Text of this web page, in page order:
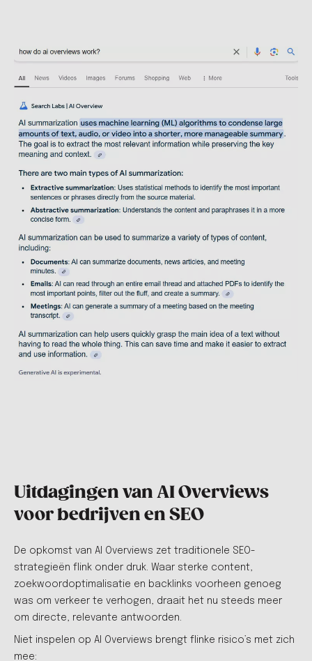
Uitdagingen van AI Overviews
voor bedrijven en SEO
De opkomst van AI Overviews zet traditionele SEO-
strategieën flink onder druk. Waar sterke content,
zoekwoordoptimalisatie en backlinks voorheen genoeg
was om verkeer te verhogen, draait het nu steeds meer
om directe, relevante antwoorden.
Niet inspelen op AI Overviews brengt flinke risico’s met zich
mee: